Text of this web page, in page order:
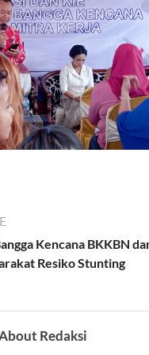
Kencana BKKBN
Resiko Stunting
Redaksi